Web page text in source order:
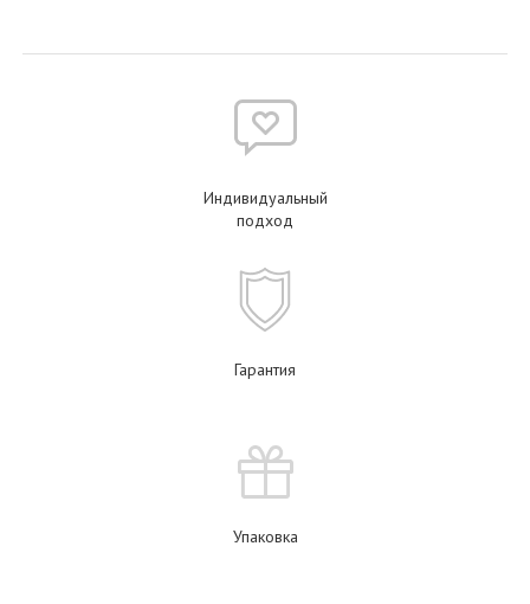
Индивидуальный
подход
Гарантия
Упаковка